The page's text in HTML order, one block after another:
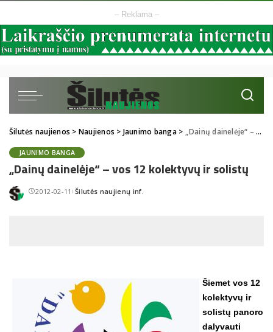
– Reklama –
Šilutės naujienos > Naujienos > Jaunimo banga> „Dainų dainelėje“ – vos 12 kolektyvų ir solistų
JAUNIMO BANGA
„Dainų dainelėje“ – vos 12 kolektyvų ir solistų
2012-02-11 Posted
Šilutės naujienų inf.
Šiemet vos 12
kolektyvų ir
solistų panoro
dalyvauti